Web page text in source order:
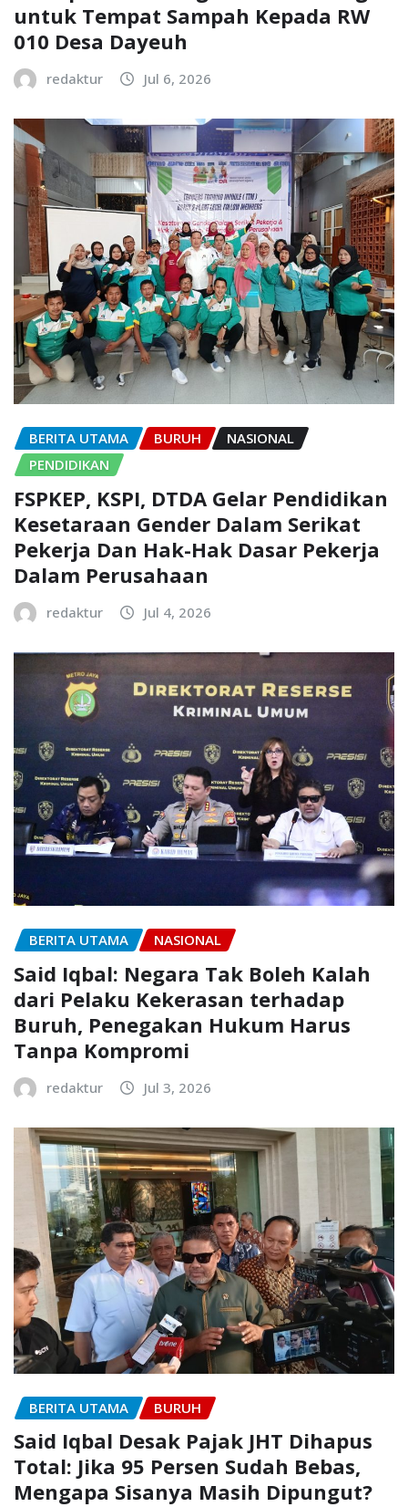
untuk Tempat Sampah Kepada RW
010 Desa Dayeuh
redaktur Jul 6, 2026
BERITA UTAMA BURUH
NASIONAL
PENDIDIKAN
FSPKEP, KSPI, DTDA Gelar Pendidikan
Kesetaraan Gender Dalam Serikat
Pekerja Dan Hak-Hak Dasar Pekerja
Dalam Perusahaan
redaktur Jul 4, 2026
BERITA UTAMA NASIONAL
Said Iqbal: Negara Tak Boleh Kalah
dari Pelaku Kekerasan terhadap
Buruh, Penegakan Hukum Harus
Tanpa Kompromi
redaktur Jul 3, 2026
BERITA UTAMA BURUH
Said Iqbal Desak Pajak JHT Dihapus
Total: Jika 95 Persen Sudah Bebas,
Mengapa Sisanya Masih Dipungut?